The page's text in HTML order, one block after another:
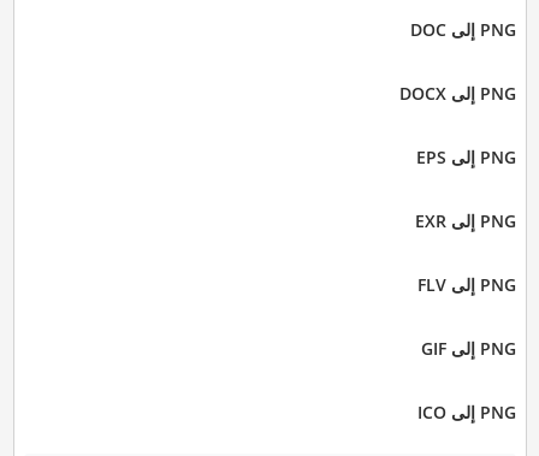
PNG إلى DOC
PNG إلى DOCX
PNG إلى EPS
PNG إلى EXR
PNG إلى FLV
PNG إلى GIF
PNG إلى ICO